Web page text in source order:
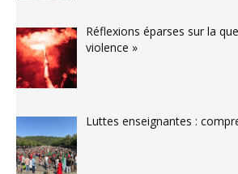
Réflexions éparses sur la
violence »
Luttes enseignantes :